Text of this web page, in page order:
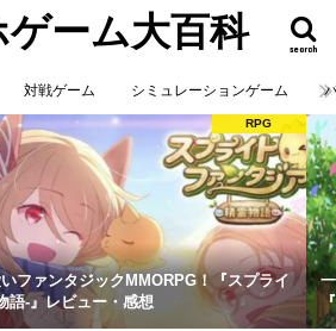
ーム大百科 search
対戦ゲーム シミュレーションゲーム
RPG
ファンタジックMMORPG！『スプライ
語-』レビュー・感想